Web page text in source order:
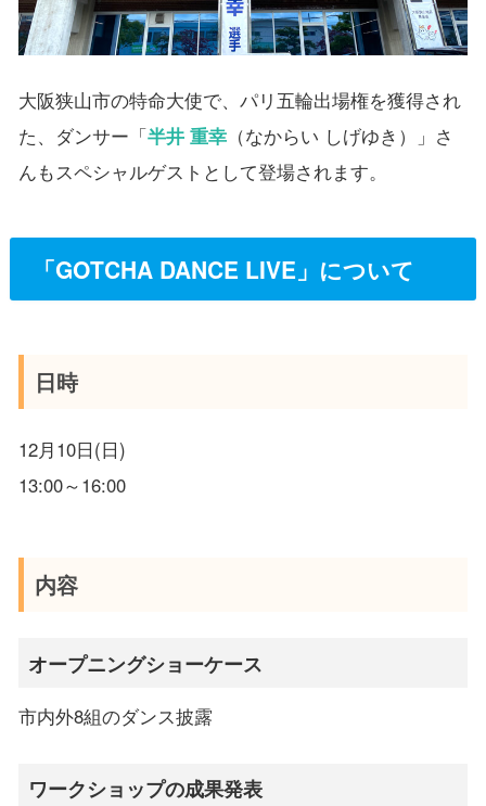
大阪狭山市の特命大使で、パリ五輪出場権を獲得され
た、ダンサー「半井 重幸（なからい しげゆき）」さ
んもスペシャルゲストとして登場されます。
「GOTCHA DANCE LIVE」について
日時
12月10日(日)
13:00～16:00
内容
オープニングショーケース
市内外8組のダンス披露
ワークショップの成果発表